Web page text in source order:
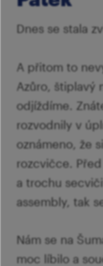
Dnes se stala
A přitom to
Azůro, štiplavý
odjíždíme.
rozvodnily v
oznámeno, že
rozcvičce.
a trochu
assembly, tak
Nám se na
moc líbilo a